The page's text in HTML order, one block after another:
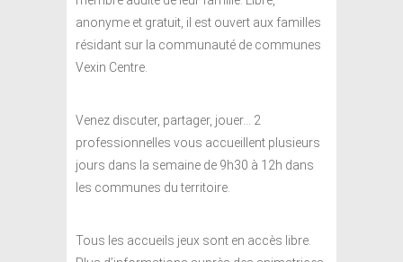
anonyme et gratuit, il est ouvert aux familles
résidant sur la communauté de communes
Vexin Centre.
Venez discuter, partager, jouer… 2
professionnelles vous accueillent plusieurs
jours dans la semaine de 9h30 à 12h dans
les communes du territoire.
Tous les accueils jeux sont en accès libre.